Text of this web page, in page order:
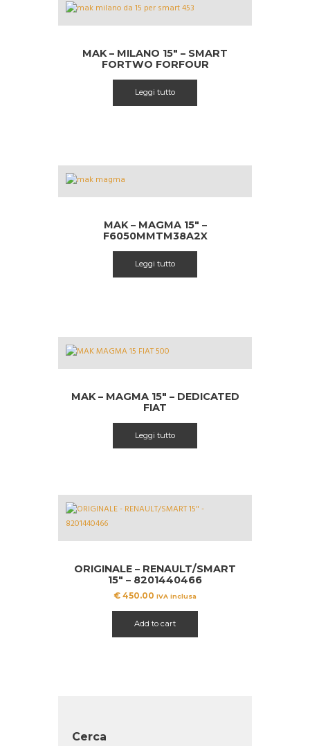
MAK – MILANO 15″ – SMART
FORTWO FORFOUR
Leggi tutto
MAK – MAGMA 15″ –
F6050MMTM38A2X
Leggi tutto
MAK – MAGMA 15″ – DEDICATED
FIAT
Leggi tutto
ORIGINALE – RENAULT/SMART
15″ – 8201440466
€ 450.00 IVA inclusa
Add to cart
Cerca